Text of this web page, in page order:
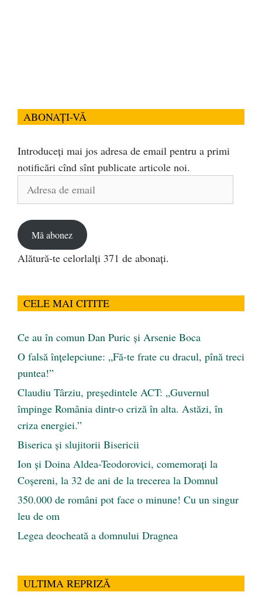
ABONAȚI-VĂ
Introduceți mai jos adresa de email pentru a primi
notificări cînd sînt publicate articole noi.
Adresa
Mă abonez
Alătură-te celorlalți 371 de abonați.
CELE MAI CITITE
Ce au în comun Dan Puric şi Arsenie Boca
O falsă înțelepciune: „Fă-te frate cu dracul, pînă treci
puntea!”
Claudiu Târziu, președintele ACT: „Guvernul
împinge România dintr-o criză în alta. Astăzi, în
criza energiei.”
Biserica și slujitorii Bisericii
Ion și Doina Aldea-Teodorovici, comemorați la
Coșereni, la 32 de ani de la trecerea la Domnul
350.000 de români pot face o minune! Cu un singur
leu de om
Legea deocheată a domnului Dragnea
ULTIMA REPRIZĂ